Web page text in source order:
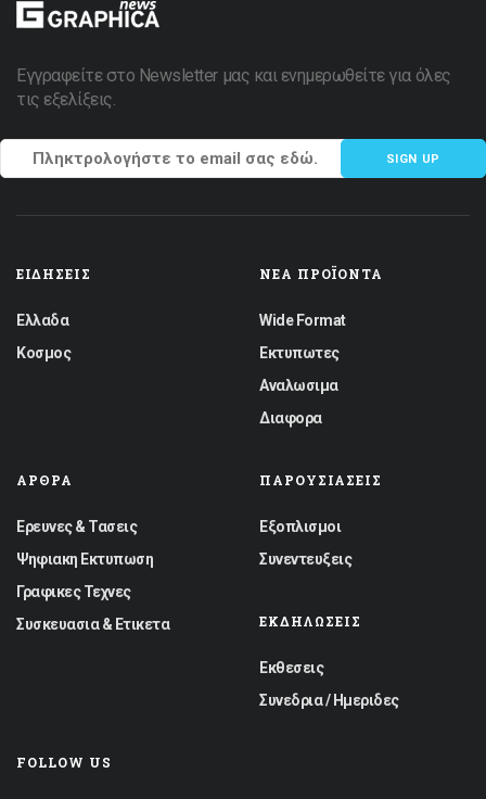
Εγγραφείτε στο Newsletter μας και ενημερωθείτε για όλες
τις εξελίξεις.
SIGN UP
ΕΙΔΉΣΕΙΣ
Ελλαδα
Κοσμος
ΝΈΑ ΠΡΟΪΌΝΤΑ
Wide Format
Εκτυπωτες
Αναλωσιμα
Διαφορα
ΆΡΘΡΑ
Ερευνες & Τασεις
Ψηφιακη Εκτυπωση
Γραφικες Τεχνες
Συσκευασια & Ετικετα
ΠΑΡΟΥΣΙΆΣΕΙΣ
Εξοπλισμοι
Συνεντευξεις
ΕΚΔΗΛΏΣΕΙΣ
Εκθεσεις
Συνεδρια / Ημεριδες
FOLLOW US